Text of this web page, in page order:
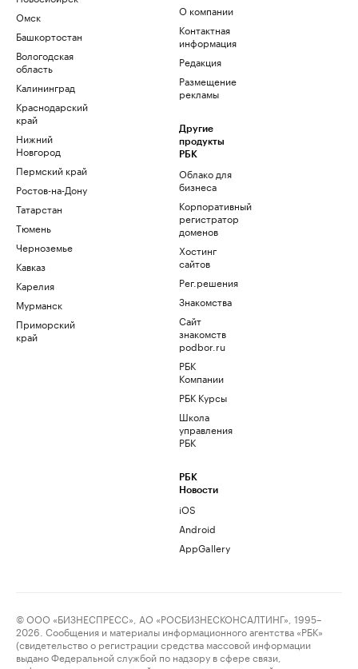
Омск
Башкортостан
Вологодская
область
Калининград
Краснодарский
край
Нижний
Новгород
Пермский край
Ростов-на-Дону
Татарстан
Тюмень
Черноземье
Кавказ
Карелия
Мурманск
Приморский
край
О компании
Контактная
информация
Редакция
Размещение
рекламы
Другие
продукты
РБК
Облако для
бизнеса
Корпоративный
регистратор
доменов
Хостинг
сайтов
Рег.решения
Знакомства
Сайт
знакомств
podbor.ru
РБК
Компании
РБК Курсы
Школа
управления
РБК
РБК
Новости
iOS
Android
AppGallery
© ООО «БИЗНЕСПРЕСС», АО «РОСБИЗНЕСКОНСАЛТИНГ», 1995–
2026. Сообщения и материалы информационного агентства «РБК»
(свидетельство о регистрации средства массовой информации
выдано Федеральной службой по надзору в сфере связи,